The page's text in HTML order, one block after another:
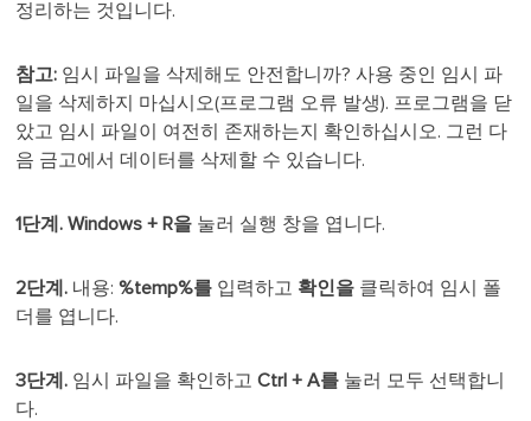
정리하는 것입니다.
참고: 임시 파일을 삭제해도 안전합니까? 사용 중인 임시 파
일을 삭제하지 마십시오(프로그램 오류 발생). 프로그램을 닫
았고 임시 파일이 여전히 존재하는지 확인하십시오. 그런 다
음 금고에서 데이터를 삭제할 수 있습니다.
1단계. Windows + R을 눌러 실행 창을 엽니다.
2단계. 내용:%temp%를 입력하고 확인을 클릭하여 임시 폴
더를 엽니다.
3단계. 임시 파일을 확인하고Ctrl + A를 눌러 모두 선택합니
다.